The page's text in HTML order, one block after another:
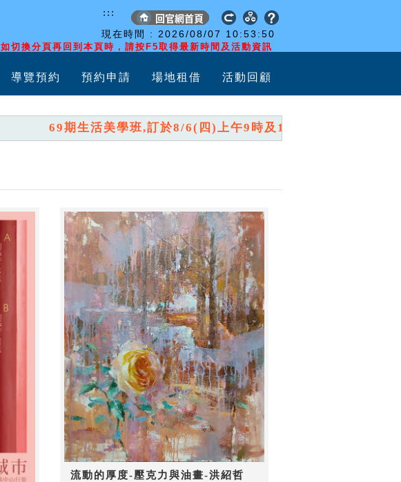
現在時間 : 2026/08/07 10:53:51
如切換分頁再回到本頁時，請按F5取得最新時間及活動資訊
:::
導覽預約 預約申請 場地租借 活動回顧
69期生活美學班,訂於8/6(四)上午9時及10時,分兩時段開放報名,請
流動的厚度-壓克力與油畫-洪紹哲